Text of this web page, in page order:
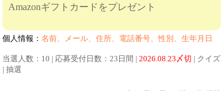
Amazonギフトカードをプレゼント
個人情報： 名前、メール、住所、電話番号、性別、生年月日
当選人数：10 | 応募受付日数：23日間 | 2026.08.23〆切 | クイズ
| 抽選